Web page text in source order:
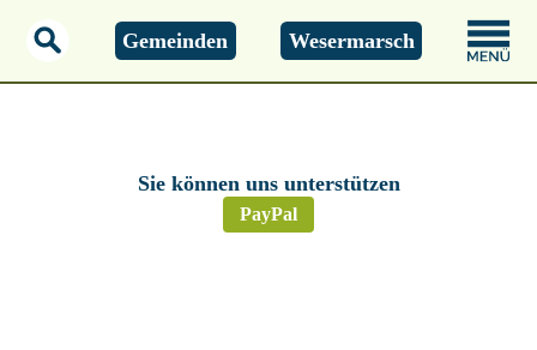
Gemeinden Wesermarsch
Sie können uns unterstützen
PayPal